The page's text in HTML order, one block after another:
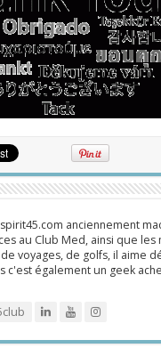
anciennement
au Club Med, ainsi que
voyages, de golfs, il aime
c'est également un geek